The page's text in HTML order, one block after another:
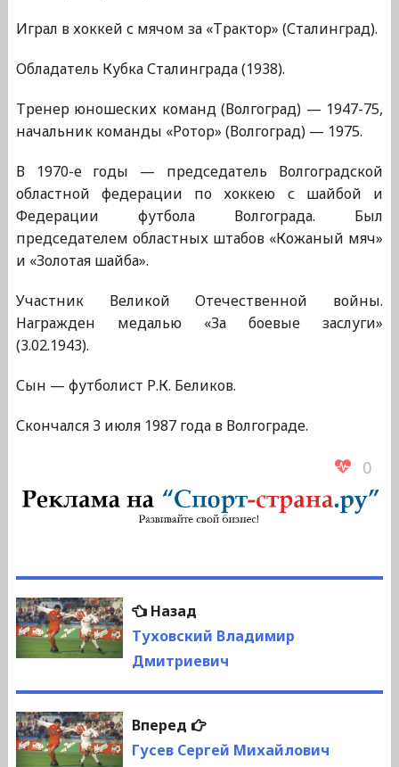
Играл в хоккей с мячом за «Трактор» (Сталинград).
Обладатель Кубка Сталинграда (1938).
Тренер юношеских команд (Волгоград) — 1947-75,
начальник команды «Ротор» (Волгоград) — 1975.
В 1970-е годы — председатель Волгоградской
областной федерации по хоккею с шайбой и
Федерации футбола Волгограда. Был
председателем областных штабов «Кожаный мяч»
и «Золотая шайба».
Участник Великой Отечественной войны.
Награжден медалью «За боевые заслуги»
(3.02.1943).
Сын — футболист Р.К. Беликов.
Скончался 3 июля 1987 года в Волгограде.
0
Навигация
по
НазадПредыдущая
запись:
Туховский Владимир
Дмитриевич
Вперед
Следующая
запись:
Гусев Сергей Михайлович